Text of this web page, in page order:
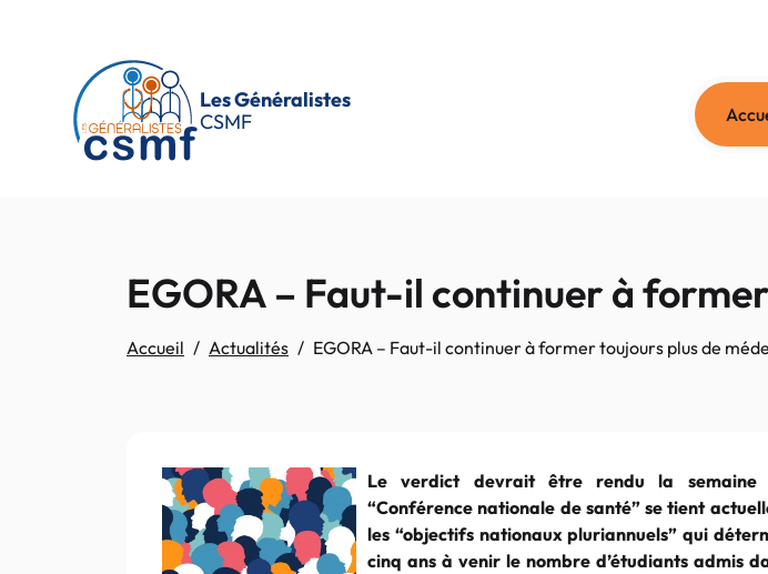
Les Généralistes
CSMF
EGORA – Faut-il continuer à
Accueil Actualités EGORA – Faut-il continuer à former toujours plus de
Le verdict devrait être rendu la semaine
“Conférence nationale de santé” se tient
les “objectifs nationaux pluriannuels” qui
cinq ans à venir le nombre d’étudiants admis